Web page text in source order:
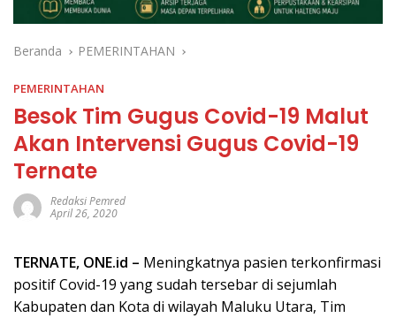
Beranda PEMERINTAHAN
PEMERINTAHAN
Besok Tim Gugus Covid-19 Malut
Akan Intervensi Gugus Covid-19
Ternate
Redaksi Pemred
April 26, 2020
TERNATE, ONE.id – Meningkatnya pasien terkonfirmasi
positif Covid-19 yang sudah tersebar di sejumlah
Kabupaten dan Kota di wilayah Maluku Utara, Tim